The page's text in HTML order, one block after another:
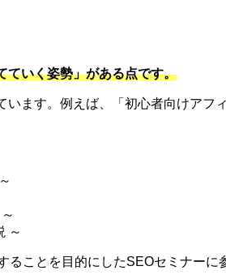
ていく姿勢」がある点です。
ます。例えば、「初心者向けアフ
～
ことを目的にしたSEOセミナーに